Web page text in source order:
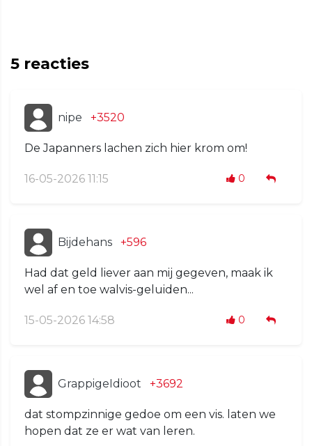
5 reacties
nipe +3520
De Japanners lachen zich hier krom om!
16-05-2026 11:15 0
Bijdehans +596
Had dat geld liever aan mij gegeven, maak ik
wel af en toe walvis-geluiden...
15-05-2026 14:58 0
GrappigeIdioot +3692
dat stompzinnige gedoe om een vis. laten we
hopen dat ze er wat van leren.